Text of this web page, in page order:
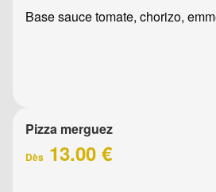
Base sauce tomate, chorizo,
Pizza merguez
Dès 13.00 €